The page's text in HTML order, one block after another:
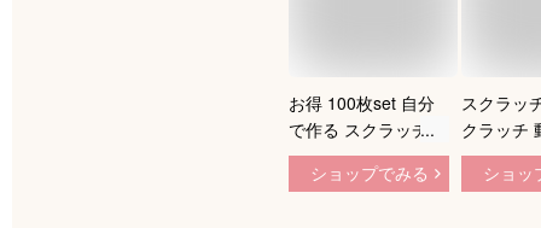
お得 100枚set 自分
で作る スクラッチカ
ード 書込み自由 抽
選カード 手作り く
ショップでみる
スクラッ
クラッチ
かわいい
ずれ 1 2
ショッ